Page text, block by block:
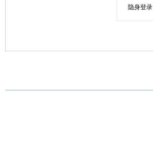
隐身登录